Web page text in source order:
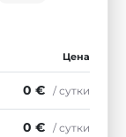
Цена
0 € / сутки
0 € / сутки